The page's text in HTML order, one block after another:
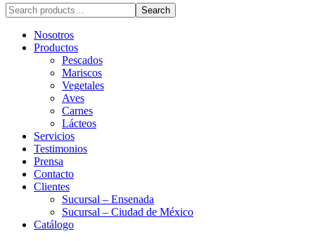
Search
Nosotros
Productos
Pescados
Mariscos
Vegetales
Aves
Carnes
Lácteos
Servicios
Testimonios
Prensa
Contacto
Clientes
Sucursal – Ensenada
Sucursal – Ciudad de México
Catálogo